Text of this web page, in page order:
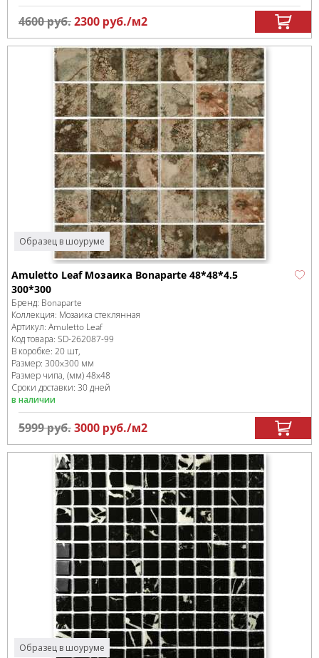
4600руб.2300 руб./м2
Образец в шоуруме
Amuletto Leaf Мозаика Bonaparte 48*48*4.5
300*300
Бренд: Bonaparte
Коллекция: Мозаика стеклянная
Артикул: Amuletto Leaf
Код товара: SD-262087-99
В коробке: 20 шт,
Размер: 300x300 мм
Размер чипа, (мм)48x48
Сроки доставки: 30 дней
в наличии
5999руб.3000 руб./м2
Образец в шоуруме